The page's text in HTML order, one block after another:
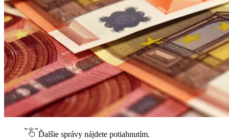
Ďalšie správy nájdete potiahnutím.